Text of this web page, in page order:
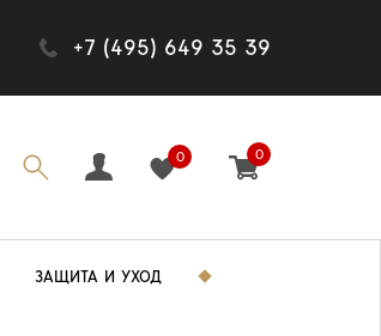
+7 (495) 649 35 39
0 0
ЗАЩИТА И УХОД